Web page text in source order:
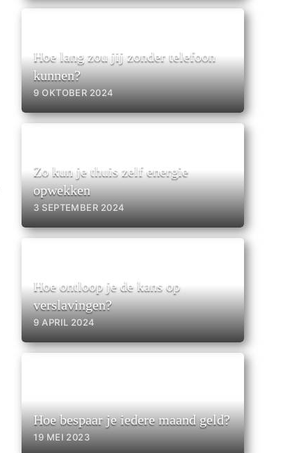
Hoe lang zou jij zonder telefoon
kunnen?
9 OKTOBER 2024
Zo kun je thuis zelf energie
opwekken
3 SEPTEMBER 2024
Hoe ontloop je de kans op
verslavingen?
9 APRIL 2024
Hoe bespaar je iedere maand geld?
19 MEI 2023